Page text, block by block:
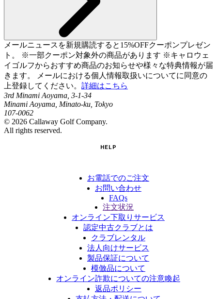
メールニュースを新規購読すると15%OFFクーポンプレゼン
ト。 ※一部クーポン対象外の商品があります ※キャロウェ
イゴルフからおすすめ商品のお知らせや様々な特典情報が届
きます。 メールにおける個人情報取扱いについてに同意の
上登録してください。 詳細はこちら
3rd Minami Aoyama, 3-1-34
Minami Aoyama, Minato-ku, Tokyo
107-0062
© 2026 Callaway Golf Company.
All rights reserved.
HELP
お電話でのご注文
お問い合わせ
FAQs
注文状況
オンライン下取りサービス
認定中古クラブとは
クラブレンタル
法人向けサービス
製品保証について
模倣品について
オンライン詐欺についての注意喚起
返品ポリシー